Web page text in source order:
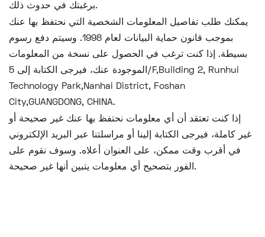
برغبتك في حدوث ذلك.
يمكنك طلب تفاصيل المعلومات الشخصية التي نحتفظ بها عنك
بموجب قانون حماية البيانات لعام 1998. وسيتم دفع رسوم
بسيطة. إذا كنت ترغب في الحصول على نسخة من المعلومات
الموجودة عنك، فيرجى الكتابة إلى 5/F,Building 2, Runhui
Technology Park,Nanhai District, Foshan
City,GUANGDONG, CHINA.
إذا كنت تعتقد أن أي معلومات نحتفظ بها عنك غير صحيحة أو
غير كاملة، فيرجى الكتابة إلينا أو مراسلتنا عبر البريد الإلكتروني
في أقرب وقت ممكن، على العنوان أعلاه. وسوف نقوم على
الفور بتصحيح أي معلومات يتبين أنها غير صحيحة.